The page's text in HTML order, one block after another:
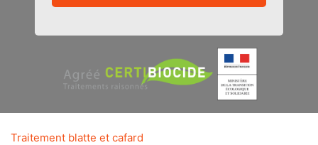
Traitement blatte et cafard